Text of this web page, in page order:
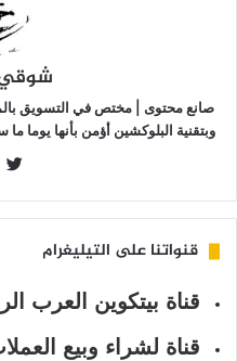
صانع محتوى | مختص في التسويق
وبتقنية البلوكشين أؤمن بأنها يوما
قنواتنا على التيليغرام
قناة بيتكوين العرب
قناة لشراء وبيع